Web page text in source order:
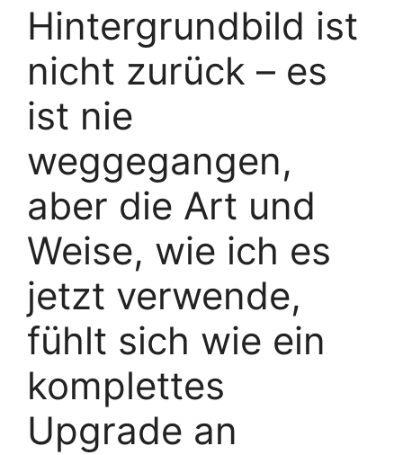
Hintergrundbild ist
nicht zurück – es
ist nie
weggegangen,
aber die Art und
Weise, wie ich es
jetzt verwende,
fühlt sich wie ein
komplettes
Upgrade an